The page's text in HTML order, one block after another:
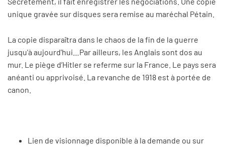
unique gravée sur disques sera remise au maréchal Pétain.
La copie disparaîtra dans le chaos de la fin de la guerre
jusqu'à aujourd'hui…Par ailleurs, les Anglais sont dos au
mur. Le piège d’Hitler se referme sur la France. Le pays sera
anéanti ou apprivoisé. La revanche de 1918 est à portée de
canon.
Lien de visionnage disponible à la demande ou sur